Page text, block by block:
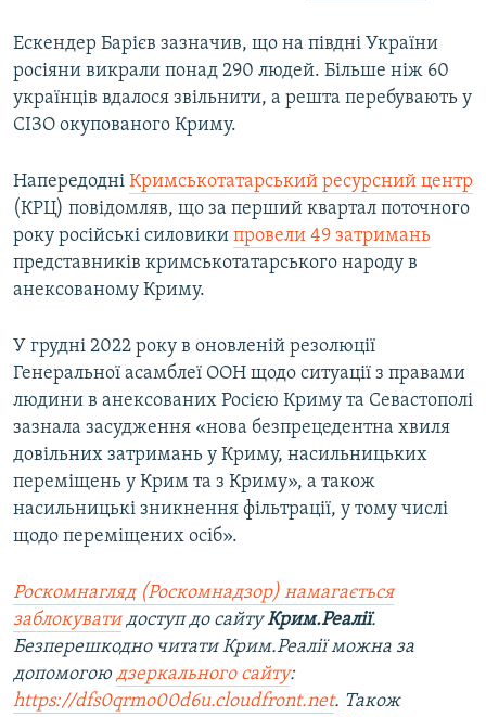
Ескендер Барієв зазначив, що на півдні України
росіяни викрали понад 290 людей. Більше ніж 60
українців вдалося звільнити, а решта перебувають у
СІЗО окупованого Криму.
Напередодні Кримськотатарський ресурсний центр
(КРЦ) повідомляв, що за перший квартал поточного
року російські силовики провели 49 затримань
представників кримськотатарського народу в
анексованому Криму.
У грудні 2022 року в оновленій резолюції
Генеральної асамблеї ООН щодо ситуації з правами
людини в анексованих Росією Криму та Севастополі
зазнала засудження «нова безпрецедентна хвиля
довільних затримань у Криму, насильницьких
переміщень у Крим та з Криму», а також
насильницькі зникнення фільтрації, у тому числі
щодо переміщених осіб».
Роскомнагляд (Роскомнадзор) намагається
заблокуватидоступ до сайтуКрим.Реалії.
Безперешкодно читати Крим.Реалії можна за
допомогою дзеркального сайту:
https://dfs0qrmo00d6u.cloudfront.net. Також